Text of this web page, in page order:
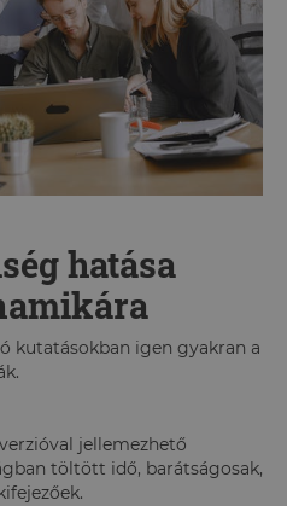
hatása
kutatásokban igen gyakran a
jellemezhető
töltött idő, barátságosak,